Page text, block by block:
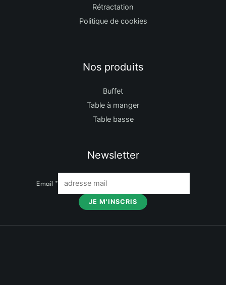
Rétractation
Politique de cookies
Nos produits
Buffet
Table à manger
Table basse
Newsletter
Email *
JE M'INSCRIS